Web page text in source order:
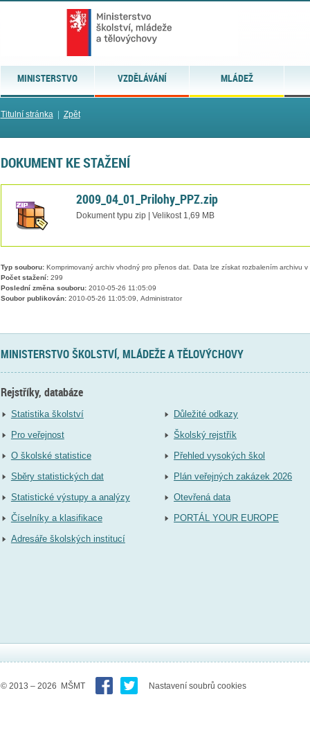
MINISTERSTVO VZDĚLÁVÁNÍ MLÁDEŽ
Titulní stránka| Zpět
DOKUMENT KE STAŽENÍ
2009_04_01_Prilohy_PPZ.zip
Dokument typu zip | Velikost 1,69 MB
Typ souboru:Komprimovaný archiv vhodný pro přenos dat. Data lze získat rozbalením archivu
Počet stažení:299
Poslední změna souboru:2010-05-26 11:05:09
Soubor publikován:2010-05-26 11:05:09, Administrator
MINISTERSTVO ŠKOLSTVÍ, MLÁDEŽE A TĚLOVÝCHOVY
Rejstříky, databáze
Statistika školství
Pro veřejnost
O školské statistice
Sběry statistických dat
Statistické výstupy a analýzy
Číselníky a klasifikace
Adresáře školských institucí
Důležité odkazy
Školský rejstřík
Přehled vysokých škol
Plán veřejných zakázek 2026
Otevřená data
PORTÁL YOUR EUROPE
© 2013 – 2026 MŠMT Nastavení soubrů cookies